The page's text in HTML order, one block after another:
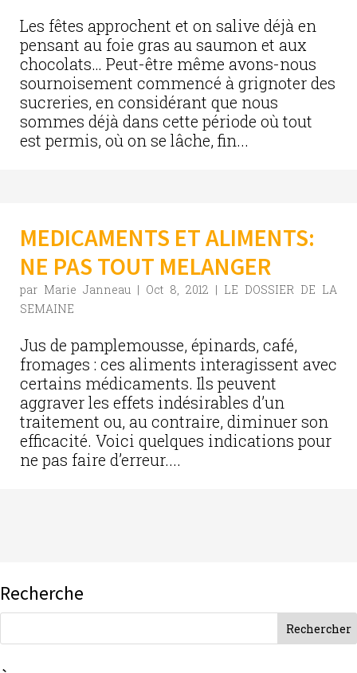
Les fêtes approchent et on salive déjà en
pensant au foie gras au saumon et aux
chocolats… Peut-être même avons-nous
sournoisement commencé à grignoter des
sucreries, en considérant que nous
sommes déjà dans cette période où tout
est permis, où on se lâche, fin...
MEDICAMENTS ET ALIMENTS:
NE PAS TOUT MELANGER
par Marie Janneau | Oct 8, 2012 | LE DOSSIER DE LA
SEMAINE
Jus de pamplemousse, épinards, café,
fromages : ces aliments interagissent avec
certains médicaments. Ils peuvent
aggraver les effets indésirables d’un
traitement ou, au contraire, diminuer son
efficacité. Voici quelques indications pour
ne pas faire d’erreur....
Recherche